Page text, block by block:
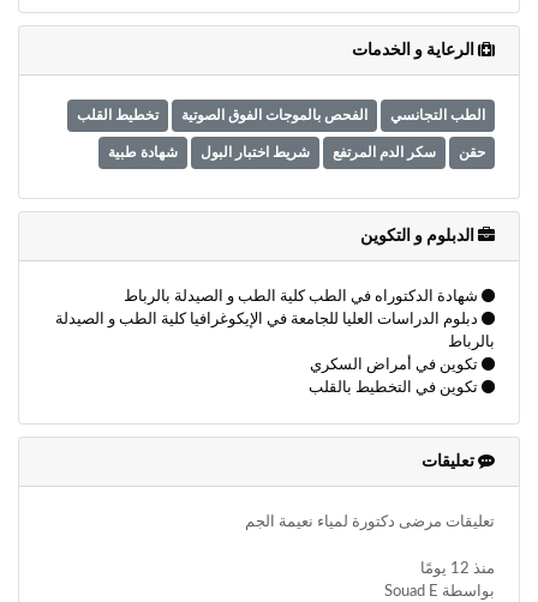
الرعاية و الخدمات
الطب التجانسي الفحص بالموجات الفوق الصوتية تخطيط القلب
حقن سكر الدم المرتفع شريط اختبار البول شهادة طبية
الدبلوم و التكوين
شهادة الدكتوراه في الطب كلية الطب و الصيدلة بالرباط
دبلوم الدراسات العليا للجامعة في الإيكوغرافيا كلية الطب و الصيدلة
بالرباط
تكوين في أمراض السكري
تكوين في التخطيط بالقلب
تعليقات
تعليقات مرضى دكتورة لمياء نعيمة الجم
منذ 12 يومًا
بواسطة Souad E
على
شروط
وأحكام
الاستخدام
،
بما
في
ذلك
الخاصة
المعلومات
الشخصية.